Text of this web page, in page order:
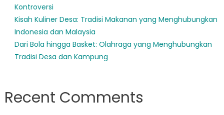
Kontroversi
Kisah Kuliner Desa: Tradisi Makanan yang Menghubungkan
Indonesia dan Malaysia
Dari Bola hingga Basket: Olahraga yang Menghubungkan
Tradisi Desa dan Kampung
Recent Comments